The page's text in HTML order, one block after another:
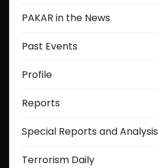
PAKAR in the News
Past Events
Profile
Reports
Special Reports and Analysis
Terrorism Daily